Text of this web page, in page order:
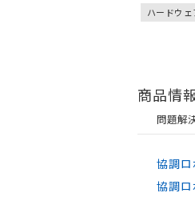
ハードウェ
商品情
問題解
協調
協調